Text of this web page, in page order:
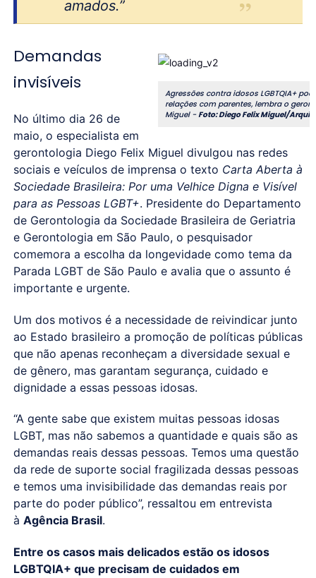
amados.”
Agressões contra idosos LGBTQIA+
relações com parentes, lembra o
Miguel -Foto: Diego Felix Miguel/
Demandas
invisíveis
No último dia 26 de
maio, o especialista em
gerontologia Diego Felix Miguel divulgou nas redes
sociais e veículos de imprensa o texto Carta Aberta à
Sociedade Brasileira: Por uma Velhice Digna e Visível
para as Pessoas LGBT+. Presidente do Departamento
de Gerontologia da Sociedade Brasileira de Geriatria
e Gerontologia em São Paulo, o pesquisador
comemora a escolha da longevidade como tema da
Parada LGBT de São Paulo e avalia que o assunto é
importante e urgente.
Um dos motivos é a necessidade de reivindicar junto
ao Estado brasileiro a promoção de políticas públicas
que não apenas reconheçam a diversidade sexual e
de gênero, mas garantam segurança, cuidado e
dignidade a essas pessoas idosas.
“A gente sabe que existem muitas pessoas idosas
LGBT, mas não sabemos a quantidade e quais são as
demandas reais dessas pessoas. Temos uma questão
da rede de suporte social fragilizada dessas pessoas
e temos uma invisibilidade das demandas reais por
parte do poder público”, ressaltou em entrevista
à Agência Brasil.
Entre os casos mais delicados estão os idosos
LGBTQIA+ que precisam de cuidados em